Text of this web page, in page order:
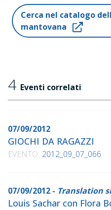
"La barzelletta piú
illustrazioni di
2004 (2005)
Piemme Junior, 2012
Cerca nel catalogo
mantovana
4 Eventi correlati
07/09/2012
GIOCHI DA RAGAZZI
EVENTO 2012_09_07_066
07/09/2012 - Translation
Louis Sachar con Flora